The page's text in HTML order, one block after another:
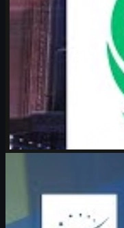
Johnson
카운터 스트라이크 26월
Boombl4 인터뷰: 메